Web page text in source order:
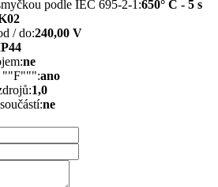
podle IEC 695-2-1:650° C - 5 s
/ do:240,00 V
ne
""F""":ano
1,0
ne